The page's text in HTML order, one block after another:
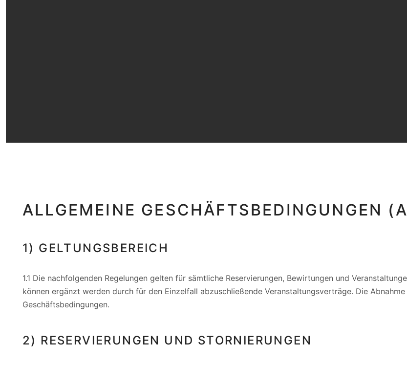
ALLGEMEINE GESCHÄFTSBEDINGUNGEN
1) GELTUNGSBEREICH
1.1 Die nachfolgenden Regelungen gelten für sämtliche Reservierungen, Bewirtungen und
können ergänzt werden durch für den Einzelfall abzuschließende Veranstaltungsverträge. Die
Geschäftsbedingungen.
2) RESERVIERUNGEN UND STORNIERUNGEN